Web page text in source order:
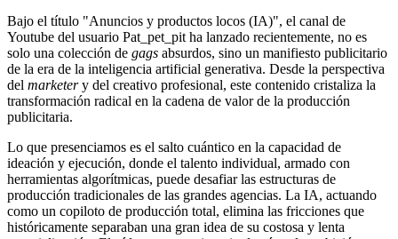
Bajo el título "Anuncios y productos locos (IA)", el canal de
Youtube del usuario Pat_pet_pit ha lanzado recientemente, no es
solo una colección de gags absurdos, sino un manifiesto publicitario
de la era de la inteligencia artificial generativa. Desde la perspectiva
del marketery del creativo profesional, este contenido cristaliza la
transformación radical en la cadena de valor de la producción
publicitaria.
Lo que presenciamos es el salto cuántico en la capacidad de
ideación y ejecución, donde el talento individual, armado con
herramientas algorítmicas, puede desafiar las estructuras de
producción tradicionales de las grandes agencias. La IA, actuando
como un copiloto de producción total, elimina las fricciones que
históricamente separaban una gran idea de su costosa y lenta